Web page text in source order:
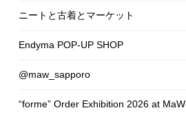
ニートと古着とマーケット
Endyma POP-UP SHOP
@maw_sapporo
“forme” Order Exhibition 2026 at MaW